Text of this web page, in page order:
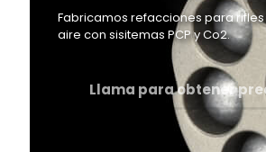
Fabricamos refacciones para
aire con sisitemas PCP y Co2.
Llama para obtener